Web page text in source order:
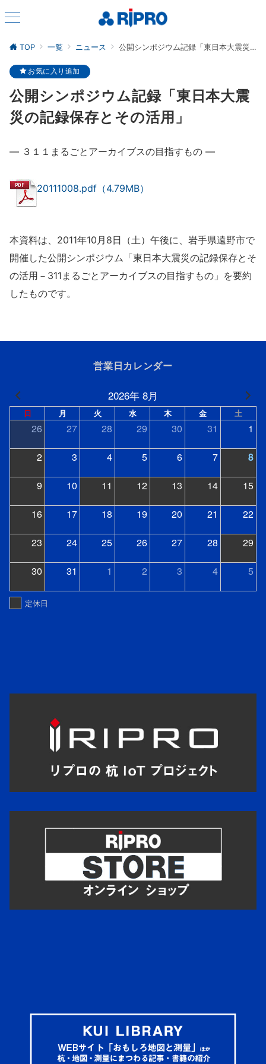
TOP 一覧 ニュース 公開シンポジウム記録「東日本大震災の記録保存とその活用」
お気に入り追加
公開シンポジウム記録「東日本大震
災の記録保存とその活用」
― ３１１まるごとアーカイブスの目指すもの ―
20111008.pdf（4.79MB）
本資料は、2011年10月8日（土）午後に、岩手県遠野市で
開催した公開シンポジウム「東日本大震災の記録保存とそ
の活用－311まるごとアーカイブスの目指すもの」を要約
したものです。
営業日カレンダー
2026年 8月
日 月 火 水 木 金 土
26 27 28 29 30 31 1
2 3 4 5 6 7 8
9 10 11 12 13 14 15
16 17 18 19 20 21 22
23 24 25 26 27 28 29
30 31 1 2 3 4 5
定休日